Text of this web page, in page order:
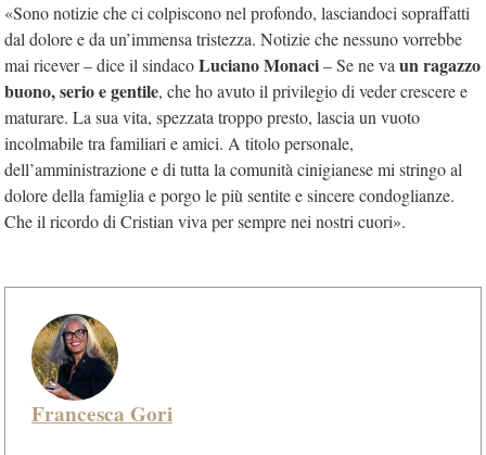
«Sono notizie che ci colpiscono nel profondo, lasciandoci sopraffatti
dal dolore e da un’immensa tristezza. Notizie che nessuno vorrebbe
mai ricever – dice il sindacoLuciano Monaci– Se ne vaun ragazzo
buono, serio e gentile, che ho avuto il privilegio di veder crescere e
maturare. La sua vita, spezzata troppo presto, lascia un vuoto
incolmabile tra familiari e amici. A titolo personale,
dell’amministrazione e di tutta la comunità cinigianese mi stringo al
dolore della famiglia e porgo le più sentite e sincere condoglianze.
Che il ricordo di Cristian viva per sempre nei nostri cuori».
Francesca Gori